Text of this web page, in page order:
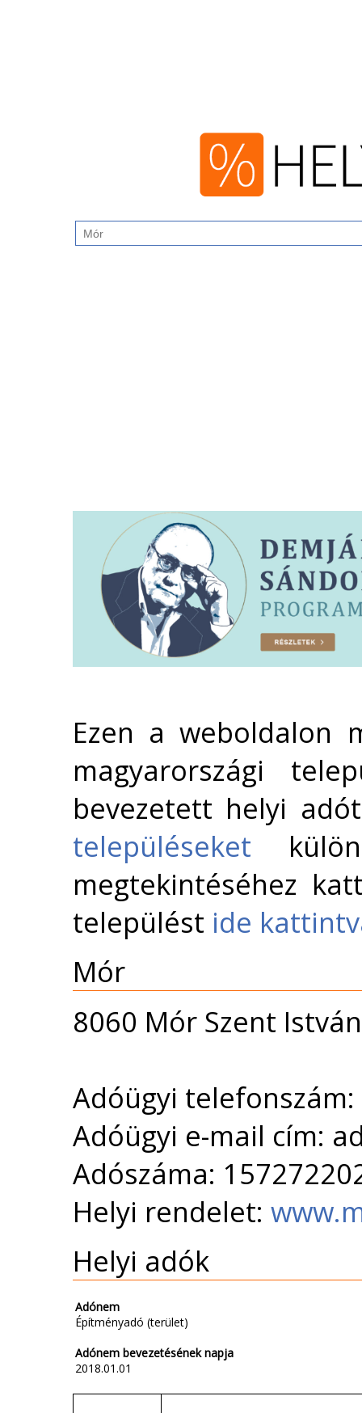
Ezen a weboldalon
magyarországi
bevezetett helyi
településeket
megtekintéséhez
települést ide
Mór
8060 Mór Szent
Adóügyi
Adóügyi e-mail cím:
Adószáma:
Helyi rendelet:
Helyi adók
Adónem
Építményadó (terület)
Adónem bevezetésének napja
2018.01.01